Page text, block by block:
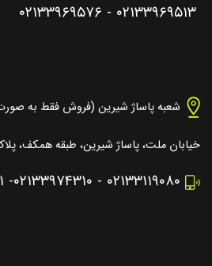
۰۲۱۳۳۹۶۹۵۱۳ - ۰۲۱۳۳۹۶۹۵۷۶
شعبه پاساژ شیرین (فروش فقط به
خیابان ملت، پاساژ شیرین، طبقه همکف،
۰۲۱۳۳۱۱۹۰۸۰ - ۰۲۱۳۳۹۷۴۳۱۰-